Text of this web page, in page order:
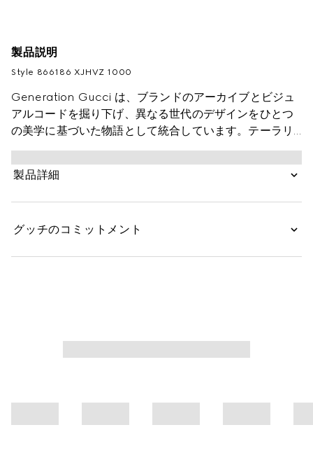
製品説明
Style ‎866186 XJHVZ 1000
Generation Gucci は、ブランドのアーカイブとビジュ
アルコードを掘り下げ、異なる世代のデザインをひとつ
の美学に基づいた物語として統合しています。テーラリ
ングのコンセプトは、軽やかさと快適さに焦点を当て、
ミニマリズムと汎用性を通じて再定義されています。こ
のVネックTシャツは、ブラックシルクジャージーで仕立
製品詳細
グッチのコミットメント